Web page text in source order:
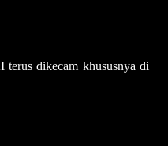
dikecam khususnya di